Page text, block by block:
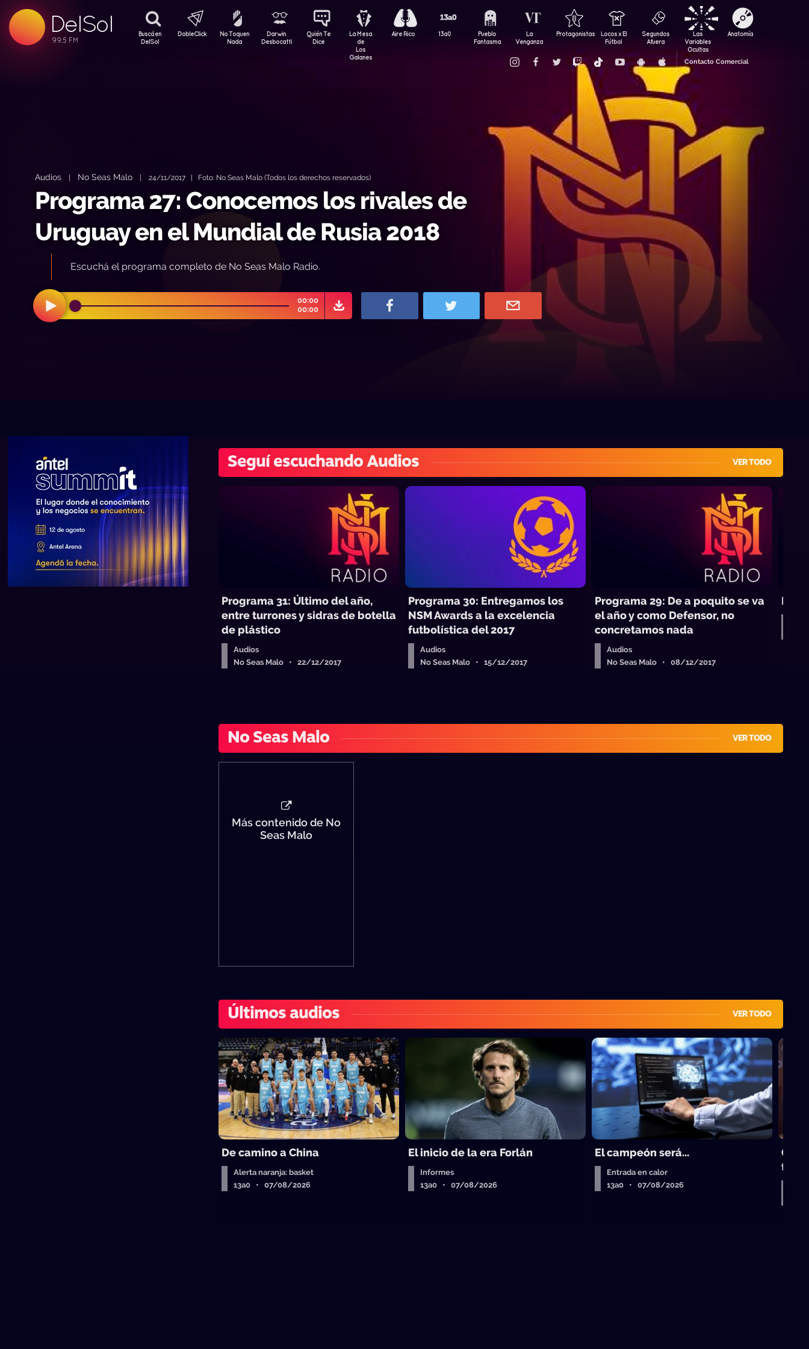
DelSol
99.5 FM
99.5 FM
99.5 FM
Buscá en
DelSol
DobleClick
No Toquen
Nada
Darwin
Desbocatti
Quién Te
Dice
La Mesa
de
Los
Galanes
Aire Rico 13a0
Pueblo
Fantasma
La
Venganza
Protagonistas
Locos x El
Fútbol
Segundos
Afuera
Las
Variables
Ocultas
Anatomía
Contacto Comercial
Audios| No Seas Malo | 24/11/2017 | Foto: No Seas Malo (Todos los derechos reservados)
Programa 27: Conocemos los rivales de
Uruguay en el Mundial de Rusia 2018
Escuchá el programa completo de No Seas Malo Radio.
00:00
00:00
Seguí escuchando Audios VER TODO
Programa 31: Último del año,
entre turrones y sidras de botella
de plástico
Audios
No Seas Malo • 22/12/2017
Programa 30: Entregamos los
NSM Awards a la excelencia
futbolística del 2017
Audios
No Seas Malo • 15/12/2017
Programa 29: De a poquito se va
el año y como Defensor, no
concretamos nada
Audios
No Seas Malo • 08/12/2017
No Seas Malo VER TODO
Más contenido de No
Seas Malo
Últimos audios VER TODO
De camino a China
Alerta naranja: basket
13a0 • 07/08/2026
El inicio de la era Forlán
Informes
13a0 • 07/08/2026
El campeón será...
Entrada en calor
13a0 • 07/08/2026